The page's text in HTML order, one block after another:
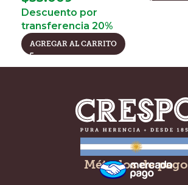
Descuento por
transferencia 20%
AGREGAR AL CARRITO
Métodos de pago